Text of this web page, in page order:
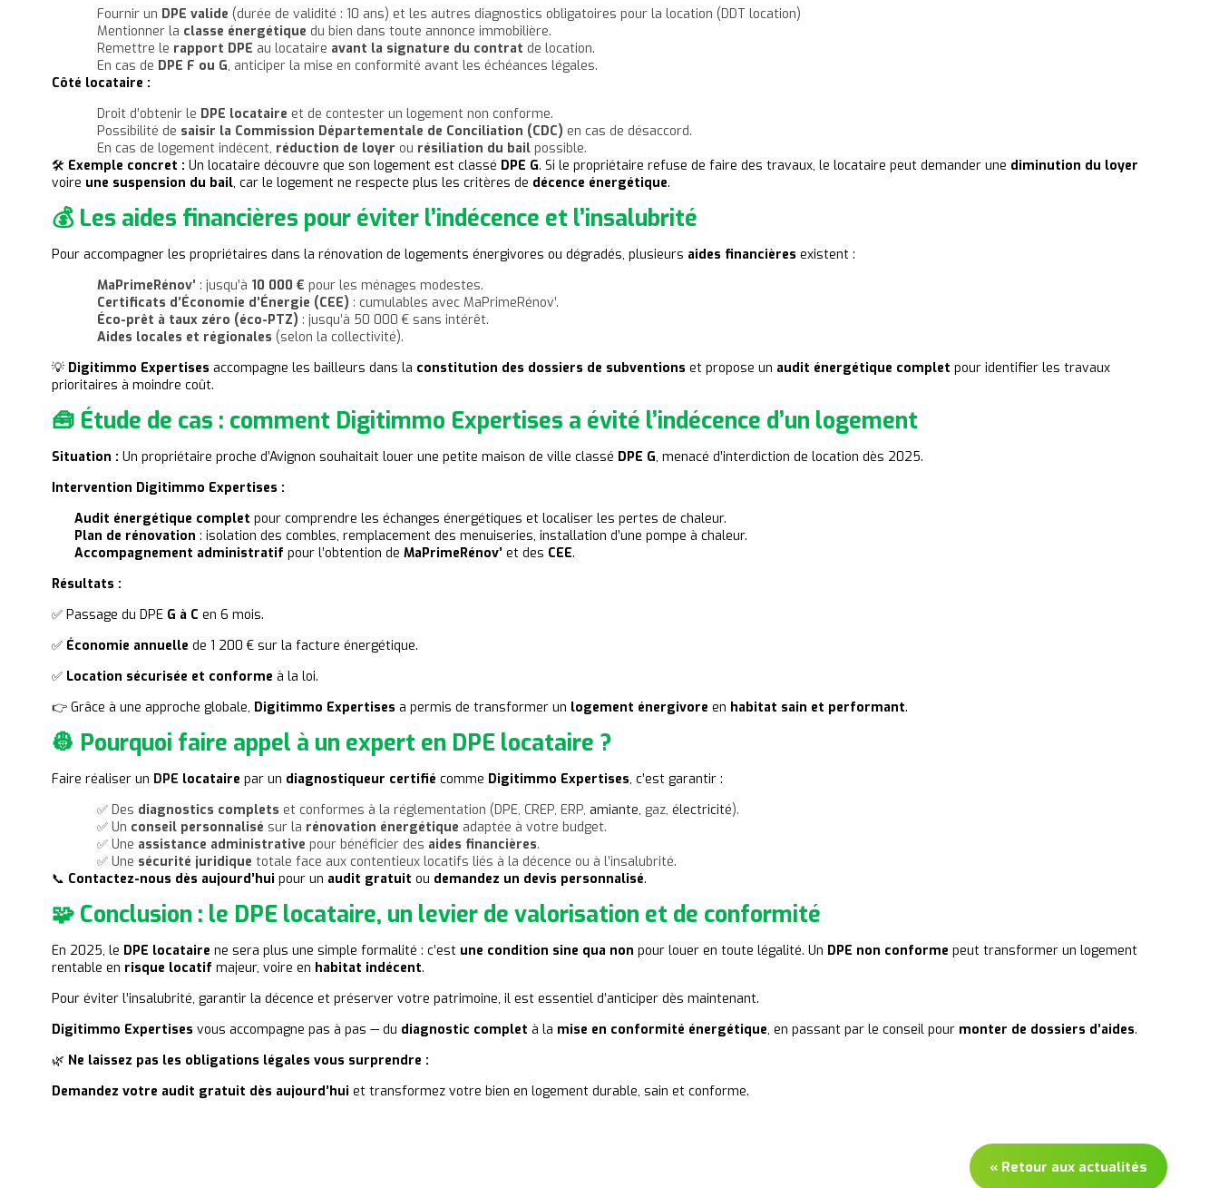
Fournir un DPE valide (durée de validité : 10 ans) et les autres diagnostics obligatoires pour la location (DDT location)
Mentionner la classe énergétique du bien dans toute annonce immobilière.
Remettre le rapport DPE au locataire avant la signature du contrat de location.
En cas de DPE F ou G, anticiper la mise en conformité avant les échéances légales.
Côté locataire :
Droit d’obtenir le DPE locataire et de contester un logement non conforme.
Possibilité de saisir la Commission Départementale de Conciliation (CDC) en cas de désaccord.
En cas de logement indécent, réduction de loyer ou résiliation du bail possible.
🛠️ Exemple concret : Un locataire découvre que son logement est classé DPE G. Si le propriétaire refuse de faire des travaux, le locataire peut demander une diminution du loyer
voire une suspension du bail, car le logement ne respecte plus les critères de décence énergétique.
💰 Les aides financières pour éviter l’indécence et l’insalubrité
Pour accompagner les propriétaires dans la rénovation de logements énergivores ou dégradés, plusieurs aides financières existent :
MaPrimeRénov’ : jusqu’à 10 000 € pour les ménages modestes.
Certificats d’Économie d’Énergie (CEE) : cumulables avec MaPrimeRénov’.
Éco-prêt à taux zéro (éco-PTZ) : jusqu’à 50 000 € sans intérêt.
Aides locales et régionales (selon la collectivité).
💡 Digitimmo Expertises accompagne les bailleurs dans la constitution des dossiers de subventions et propose un audit énergétique complet pour identifier les travaux
prioritaires à moindre coût.
🧰 Étude de cas : comment Digitimmo Expertises a évité l’indécence d’un logement
Situation : Un propriétaire proche d’Avignon souhaitait louer une petite maison de ville classé DPE G, menacé d’interdiction de location dès 2025.
Intervention Digitimmo Expertises :
Audit énergétique complet pour comprendre les échanges énergétiques et localiser les pertes de chaleur.
Plan de rénovation : isolation des combles, remplacement des menuiseries, installation d’une pompe à chaleur.
Accompagnement administratif pour l’obtention de MaPrimeRénov’ et des CEE.
Résultats :
✅ Passage du DPE G à C en 6 mois.
✅ Économie annuelle de 1 200 € sur la facture énergétique.
✅ Location sécurisée et conforme à la loi.
👉 Grâce à une approche globale, Digitimmo Expertises a permis de transformer un logement énergivore en habitat sain et performant.
👷 Pourquoi faire appel à un expert en DPE locataire ?
Faire réaliser un DPE locataire par un diagnostiqueur certifié comme Digitimmo Expertises, c’est garantir :
✅ Des diagnostics complets et conformes à la réglementation (DPE, CREP, ERP, amiante, gaz, électricité).
✅ Un conseil personnalisé sur la rénovation énergétique adaptée à votre budget.
✅ Une assistance administrative pour bénéficier des aides financières.
✅ Une sécurité juridique totale face aux contentieux locatifs liés à la décence ou à l’insalubrité.
📞 Contactez-nous dès aujourd’hui pour un audit gratuit ou demandez un devis personnalisé.
🧩 Conclusion : le DPE locataire, un levier de valorisation et de conformité
En 2025, le DPE locataire ne sera plus une simple formalité : c’est une condition sine qua non pour louer en toute légalité. Un DPE non conforme peut transformer un logement
rentable en risque locatif majeur, voire en habitat indécent.
Pour éviter l’insalubrité, garantir la décence et préserver votre patrimoine, il est essentiel d’anticiper dès maintenant.
Digitimmo Expertises vous accompagne pas à pas — du diagnostic complet à la mise en conformité énergétique, en passant par le conseil pour monter de dossiers d’aides.
🌿 Ne laissez pas les obligations légales vous surprendre :
Demandez votre audit gratuit dès aujourd’hui et transformez votre bien en logement durable, sain et conforme.
« Retour aux actualités